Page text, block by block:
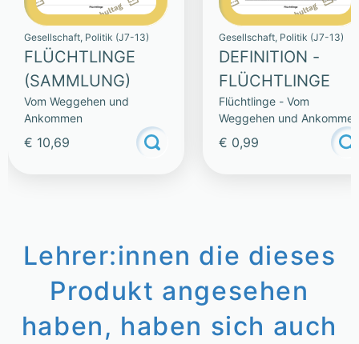
Gesellschaft, Politik (J7-13)
FLÜCHTLINGE
(SAMMLUNG)
Vom Weggehen und
Ankommen
€ 10,69
Gesellschaft, Politik (J7-13)
DEFINITION -
FLÜCHTLINGE
Flüchtlinge - Vom
Weggehen und Ankommen
€ 0,99
Lehrer:innen die dieses
Produkt angesehen
haben, haben sich auch